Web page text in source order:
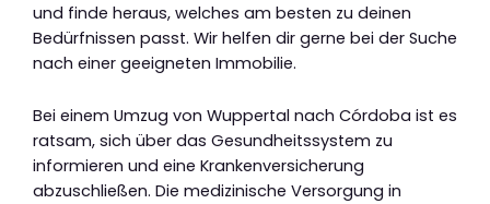
und finde heraus, welches am besten zu deinen
Bedürfnissen passt. Wir helfen dir gerne bei der Suche
nach einer geeigneten Immobilie.
Bei einem Umzug von Wuppertal nach Córdoba ist es
ratsam, sich über das Gesundheitssystem zu
informieren und eine Krankenversicherung
abzuschließen. Die medizinische Versorgung in